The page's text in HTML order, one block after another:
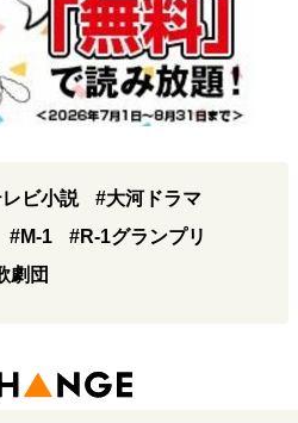
ビ小説
#大河ドラマ
#M-1
#R-1グランプリ
劇団